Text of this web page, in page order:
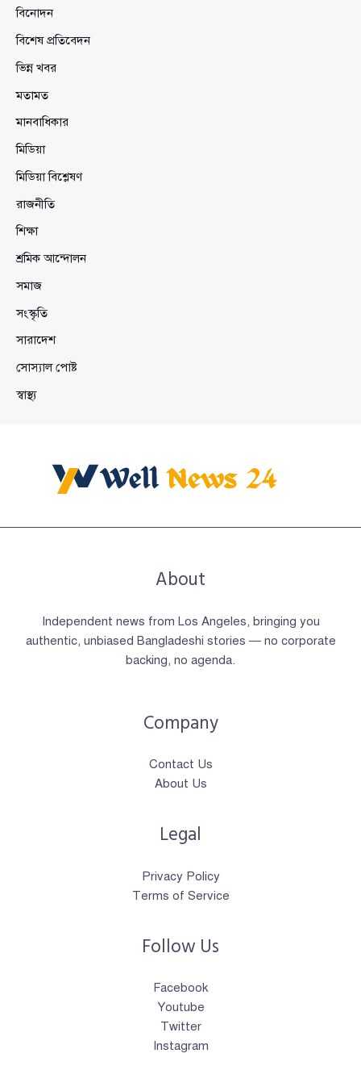
বিনোদন
বিশেষ প্রতিবেদন
ভিন্ন খবর
মতামত
মানবাধিকার
মিডিয়া
মিডিয়া বিশ্লেষণ
রাজনীতি
শিক্ষা
শ্রমিক আন্দোলন
সমাজ
সংস্কৃতি
সারাদেশ
সোস্যাল পোষ্ট
স্বাস্থ্য
About
Independent news from Los Angeles, bringing you
authentic, unbiased Bangladeshi stories — no corporate
backing, no agenda.
Company
Contact Us
About Us
Legal
Privacy Policy
Terms of Service
Follow Us
Facebook
Youtube
Twitter
Instagram